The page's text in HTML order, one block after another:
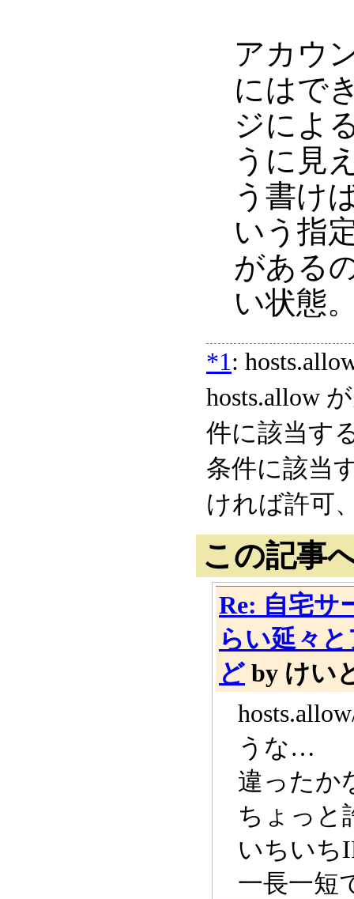
アカウ
にはで
ジによ
うに見
う書け
いう指
がある
い状態
*1 :
hosts.allow
件に該当す
条件に該当
ければ許可
この記事
Re: 自宅サ
らい延々
ど by けい
うな…
違ったか
ちょっと
いちいち
一長一短